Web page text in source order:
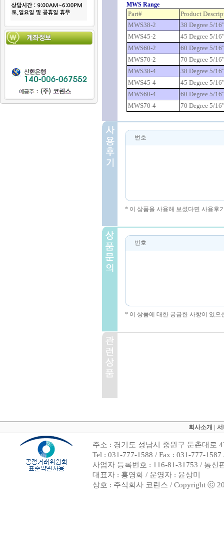
MWS Range
Part#
Product
MWS38-2
38 Degree 5/
MWS45-2
45 Degree 5/
MWS60-2
60 Degree 5/
MWS70-2
70 Degree 5/
MWS38-4
38 Degree 5/
MWS45-4
45 Degree 5/
MWS60-4
60 Degree 5/
MWS70-4
70 Degree 5/
번호
* 이 상품을 사용해 보셨다면 사용후
번호
* 이 상품에 대한 궁금한 사항이 있
회사소개
주소 : 경기도 성남시 중원구 둔촌대로
Tel : 031-777-1588 / Fax : 031-777-
사업자 등록번호 : 116-81-31753 / 통신
대표자 : 홍영화 / 운영자 : 윤상미
상호 : 주식회사 코린스 / Copyright ⓒ